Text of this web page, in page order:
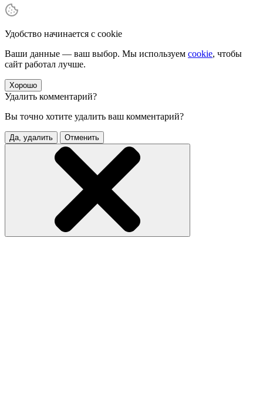
Удобство начинается с cookie
Ваши данные — ваш выбор. Мы используем cookie, чтобы
сайт работал лучше.
Хорошо
Удалить комментарий?
Вы точно хотите удалить ваш комментарий?
Да, удалить Отменить